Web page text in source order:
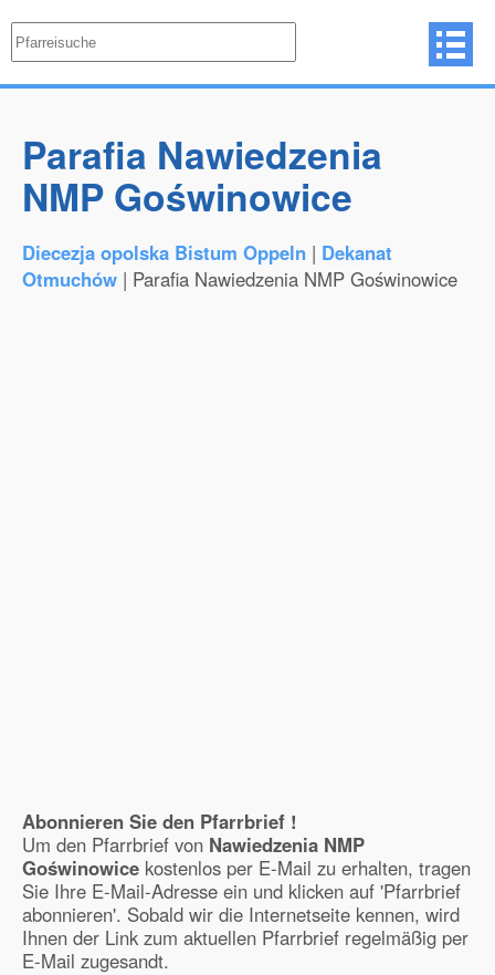
Parafia Nawiedzenia
NMP Goświnowice
Diecezja opolska Bistum Oppeln | Dekanat
Otmuchów | Parafia Nawiedzenia NMP Goświnowice
Abonnieren Sie den Pfarrbrief !
Um den Pfarrbrief von Nawiedzenia NMP
Goświnowice kostenlos per E-Mail zu erhalten, tragen
Sie Ihre E-Mail-Adresse ein und klicken auf 'Pfarrbrief
abonnieren'. Sobald wir die Internetseite kennen, wird
Ihnen der Link zum aktuellen Pfarrbrief regelmäßig per
E-Mail zugesandt.